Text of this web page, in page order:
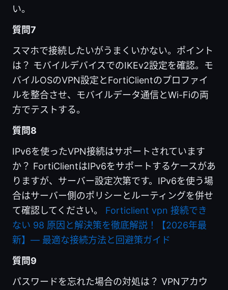
い。
質問7
スマホで接続したいがうまくいかない。ポイント
は？ モバイルデバイスでのIKEv2設定を確認。モ
バイルOSのVPN設定とFortiClientのプロファイ
ルを整合させ、モバイルデータ通信とWi-Fiの両
方でテストする。
質問8
IPv6を使ったVPN接続はサポートされています
か？ FortiClientはIPv6をサポートするケースがあ
りますが、サーバー設定次第です。IPv6を使う場
合はサーバー側のポリシーとルーティングを併せ
て確認してください。 Forticlient vpn 接続でき
ない 98 原因と解決策を徹底解説！【2026年最
新】— 最適な接続方法と回避策ガイド
質問9
パスワードを忘れた場合の対処は？ VPNアカウ